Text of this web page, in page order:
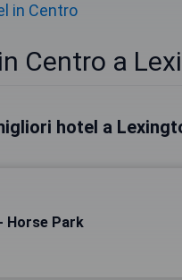
in Centro
Centro a
hotel a
Horse Park